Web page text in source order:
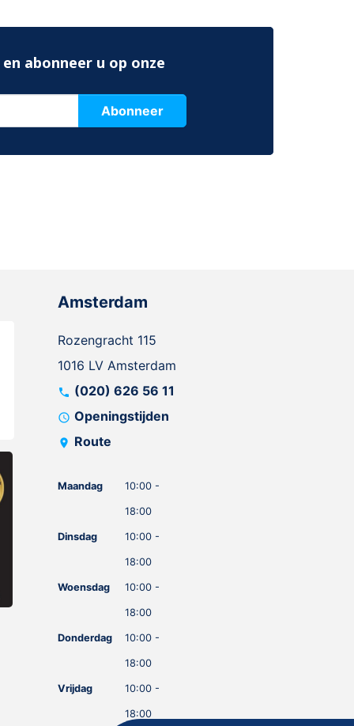
abonneer u op onze
Abonneer
Amsterdam
Rozengracht 115
1016 LV Amsterdam
call (020) 626 56 11
schedule Openingstijden
location_on Route
Maandag 10:00 -
18:00
Dinsdag 10:00 -
18:00
Woensdag 10:00 -
18:00
Donderdag 10:00 -
18:00
Vrijdag 10:00 -
18:00